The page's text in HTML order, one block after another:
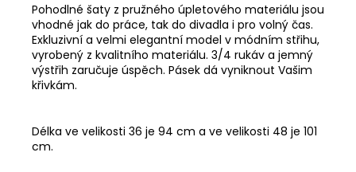
Pohodlné šaty z pružného úpletového materiálu jsou
vhodné jak do práce, tak do divadla i pro volný čas.
Exkluzivní a velmi elegantní model v módním střihu,
vyrobený z kvalitního materiálu. 3/4 rukáv a jemný
výstřih zaručuje úspěch. Pásek dá vyniknout Vašim
křivkám.
Délka ve velikosti 36 je 94 cm a ve velikosti 48 je 101
cm.